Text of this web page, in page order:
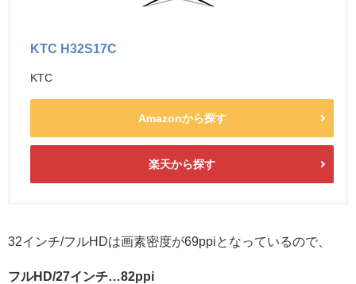
KTC H32S17C
KTC
Amazonから探す
楽天から探す
32インチ/フルHDは画素密度が69ppiとなっているので、
フルHD/27インチ…82ppi